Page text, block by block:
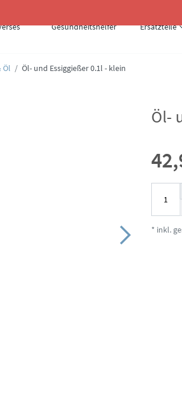
Gesundheitshelfer Ersatzteile
Öl Öl- und Essiggießer 0.1l - klein
Öl-
* inkl.